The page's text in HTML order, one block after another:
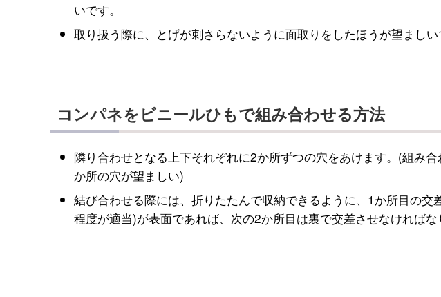
いです。
取り扱う際に、とげが刺さらないように面取りをしたほうが望ましい
コンパネをビニールひもで組み合わせる方法
隣り合わせとなる上下それぞれに2か所ずつの穴をあけます。(組み
か所の穴が望ましい)
結び合わせる際には、折りたたんで収納できるように、1か所目の
程度が適当)が表面であれば、次の2か所目は裏で交差させなければな